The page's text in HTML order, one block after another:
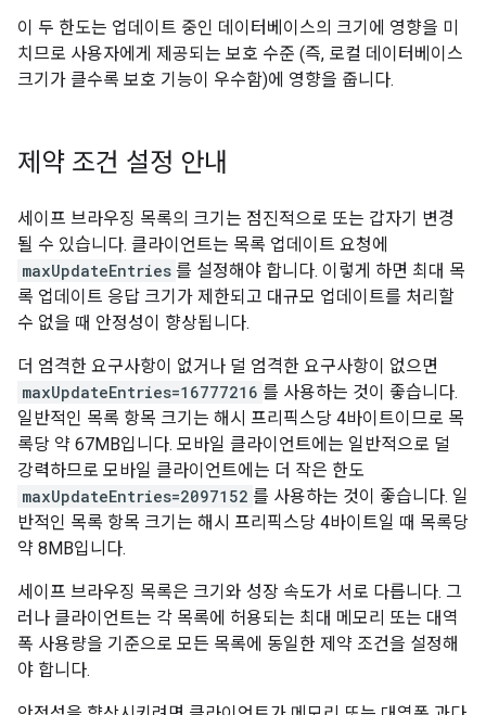
이 두 한도는 업데이트 중인 데이터베이스의 크기에 영향을 미
치므로 사용자에게 제공되는 보호 수준 (즉, 로컬 데이터베이스
크기가 클수록 보호 기능이 우수함)에 영향을 줍니다.
제약 조건 설정 안내
세이프 브라우징 목록의 크기는 점진적으로 또는 갑자기 변경
될 수 있습니다. 클라이언트는 목록 업데이트 요청에
maxUpdateEntries 를 설정해야 합니다. 이렇게 하면 최대 목
록 업데이트 응답 크기가 제한되고 대규모 업데이트를 처리할
수 없을 때 안정성이 향상됩니다.
더 엄격한 요구사항이 없거나 덜 엄격한 요구사항이 없으면
maxUpdateEntries=16777216 를 사용하는 것이 좋습니다.
일반적인 목록 항목 크기는 해시 프리픽스당 4바이트이므로 목
록당 약 67MB입니다. 모바일 클라이언트에는 일반적으로 덜
강력하므로 모바일 클라이언트에는 더 작은 한도
maxUpdateEntries=2097152 를 사용하는 것이 좋습니다. 일
반적인 목록 항목 크기는 해시 프리픽스당 4바이트일 때 목록당
약 8MB입니다.
세이프 브라우징 목록은 크기와 성장 속도가 서로 다릅니다. 그
러나 클라이언트는 각 목록에 허용되는 최대 메모리 또는 대역
폭 사용량을 기준으로 모든 목록에 동일한 제약 조건을 설정해
야 합니다.